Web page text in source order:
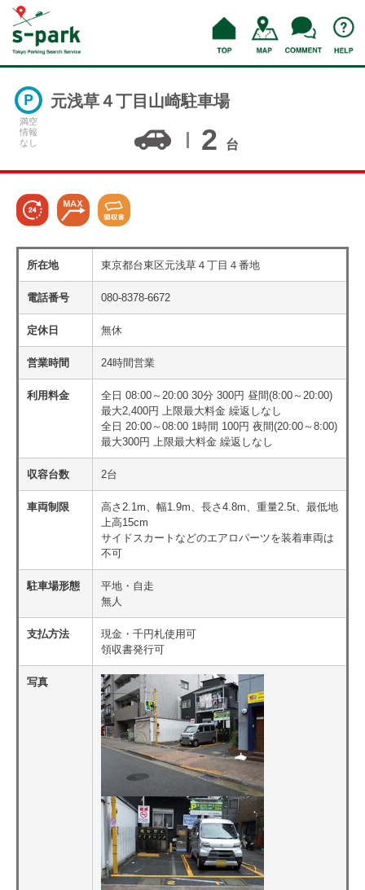
満空
情報
なし
元浅草４丁目山崎駐車場
2 台
所在地 東京都台東区元浅草４丁目４番地
電話番号 080-8378-6672
定休日 無休
営業時間 24時間営業
利用料金
全日 08:00～20:00 30分 300円 昼間(8:00～20:00)
最大2,400円 上限最大料金 繰返しなし
全日 20:00～08:00 1時間 100円 夜間(20:00～8:00)
最大300円 上限最大料金 繰返しなし
収容台数 2台
車両制限
高さ2.1m、幅1.9m、長さ4.8m、重量2.5t、最低地
上高15cm
サイドスカートなどのエアロパーツを装着車両は
不可
駐車場形態
平地・自走
無人
支払方法
現金・千円札使用可
領収書発行可
写真